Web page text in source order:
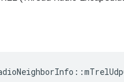
::